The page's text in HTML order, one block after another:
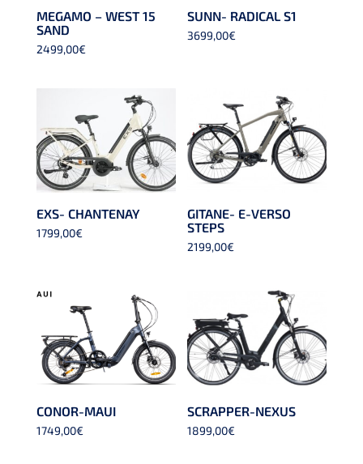
MEGAMO – WEST 15
SAND
2499,00€
SUNN- RADICAL S1
3699,00€
EXS- CHANTENAY
1799,00€
GITANE- E-VERSO
STEPS
2199,00€
CONOR-MAUI
1749,00€
SCRAPPER-NEXUS
1899,00€